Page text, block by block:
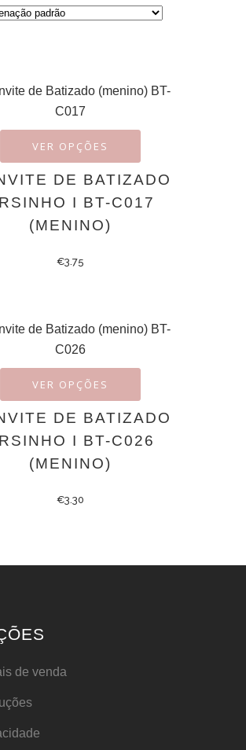
VER OPÇÕES
DE BATIZADO
I BT-C017
(MENINO)
€3.75
VER OPÇÕES
DE BATIZADO
I BT-C026
(MENINO)
€3.30
de venda